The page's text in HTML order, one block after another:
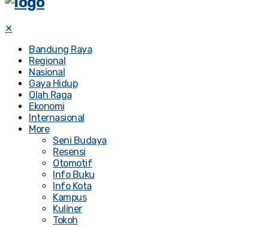
✕
Bandung Raya
Regional
Nasional
Gaya Hidup
Olah Raga
Ekonomi
Internasional
More
Seni Budaya
Resensi
Otomotif
Info Buku
Info Kota
Kampus
Kuliner
Tokoh